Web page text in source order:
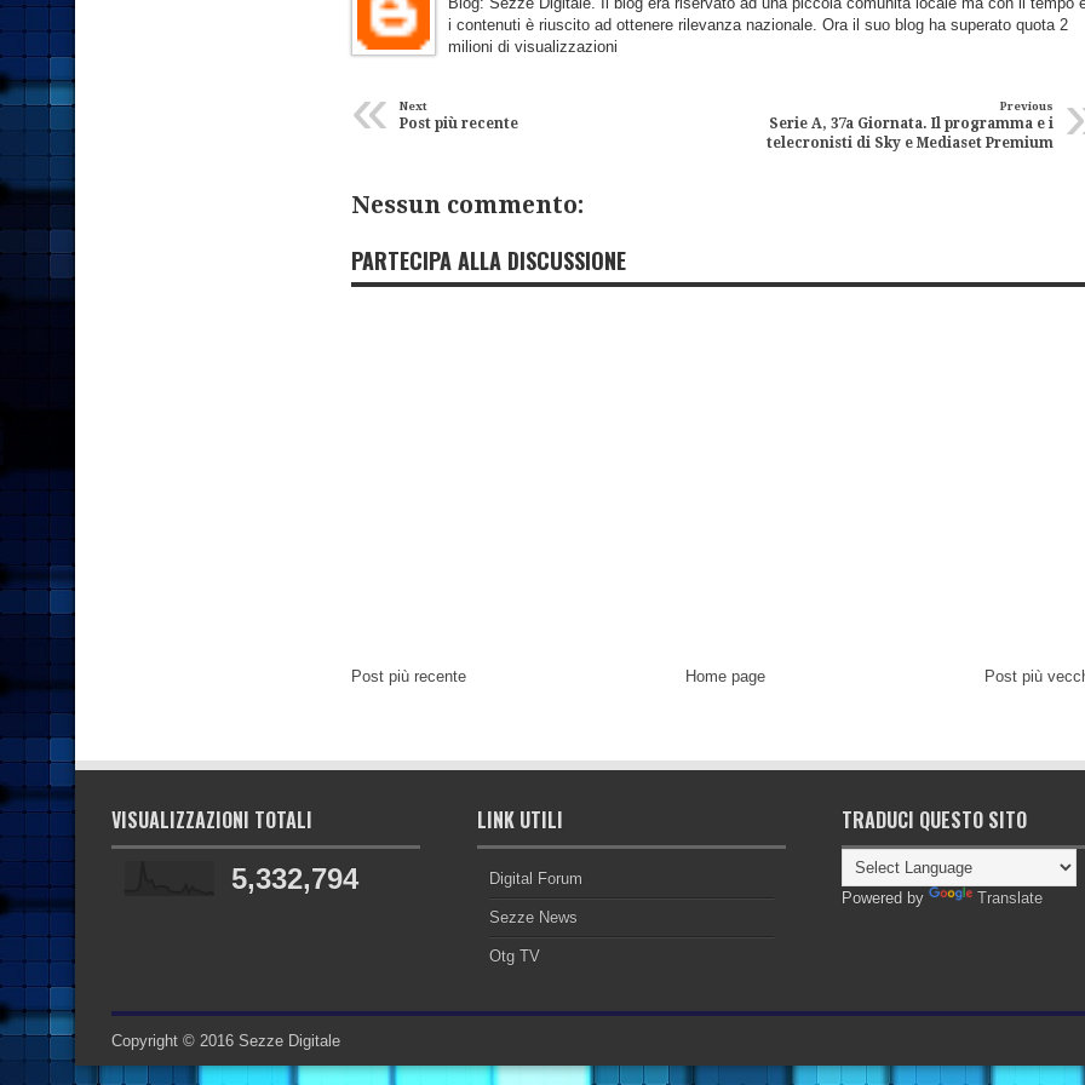
i contenuti è riuscito ad ottenere rilevanza nazionale. Ora il suo blog ha superato quota 2
milioni di visualizzazioni
« Next
Post più recente
Previous
Serie A, 37a Giornata. Il programma e i
telecronisti di Sky e Mediaset Premium
Nessun commento:
PARTECIPA ALLA DISCUSSIONE
Post più recente Post più
Home page
VISUALIZZAZIONI TOTALI
5,332,794
LINK UTILI
Digital Forum
Sezze News
Otg TV
TRADUCI QUESTO SITO
Powered by Translate
Copyright © 2016 Sezze Digitale